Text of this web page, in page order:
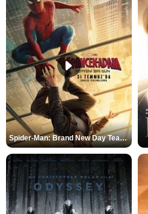
Spider-Man: Brand New Day Teaser